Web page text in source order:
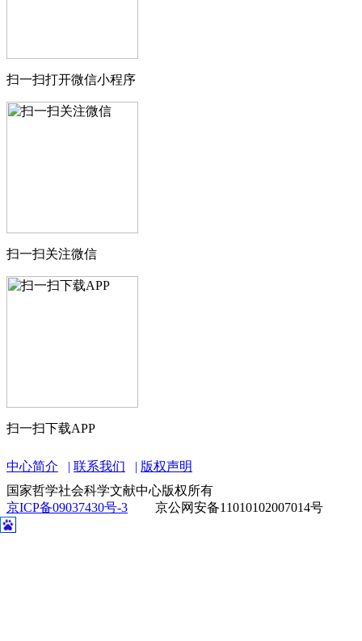
扫一扫打开微信小程序
扫一扫关注微信
扫一扫下载APP
中心简介 联系我们
版权声明
国家哲学社会科学文献中心版权所有
京ICP备09037430号-3
京公网安备11010102007014号